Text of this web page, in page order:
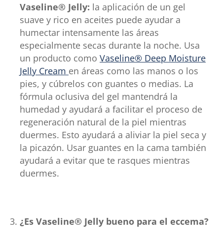
Vaseline® Jelly: la aplicación de un gel
suave y rico en aceites puede ayudar a
humectar intensamente las áreas
especialmente secas durante la noche. Usa
un producto como Vaseline® Deep Moisture
Jelly Cream en áreas como las manos o los
pies, y cúbrelos con guantes o medias. La
fórmula oclusiva del gel mantendrá la
humedad y ayudará a facilitar el proceso de
regeneración natural de la piel mientras
duermes. Esto ayudará a aliviar la piel seca y
la picazón. Usar guantes en la cama también
ayudará a evitar que te rasques mientras
duermes.
¿Es Vaseline® Jelly bueno para el eccema?